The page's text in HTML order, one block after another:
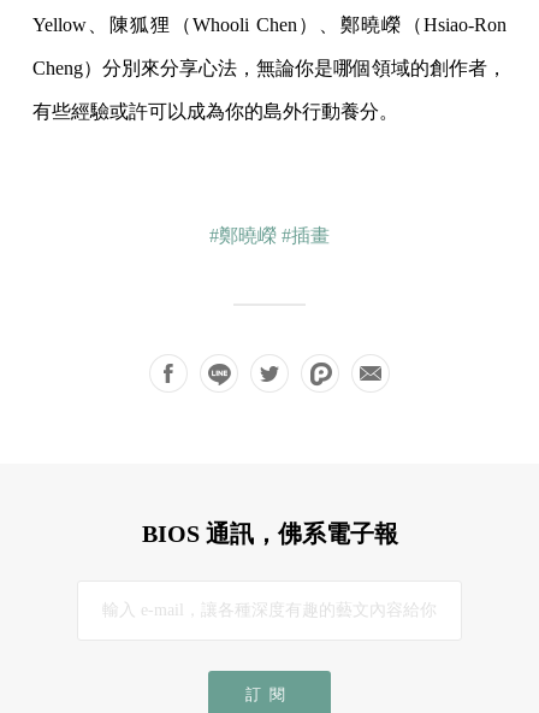
Yellow、陳狐狸（Whooli Chen）、鄭曉嶸（Hsiao-Ron
Cheng）分別來分享心法，無論你是哪個領域的創作者，
有些經驗或許可以成為你的島外行動養分。
#鄭曉嶸 #插畫
BIOS 通訊，佛系電子報
訂閱